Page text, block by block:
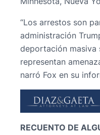
“Los arrestos son
administración
deportación masiva
representan
narró Fox en su
RECUENTO DE